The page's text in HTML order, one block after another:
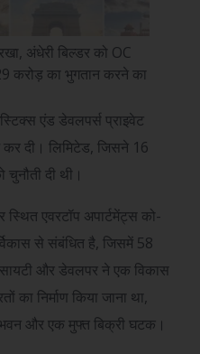
अंधेरी बिल्डर को OC
करोड़ का भुगतान करने का
एंड डेवलपर्स प्राइवेट
कर दी। लिमिटेड, जिसने 16
दी थी।
स्थित एवरटॉप अपार्टमेंट्स को-
से संबंधित है, जिसमें 58
और डेवलपर ने एक विकास
का निर्माण किया जाना था,
और एक मुफ्त बिक्री घटक।